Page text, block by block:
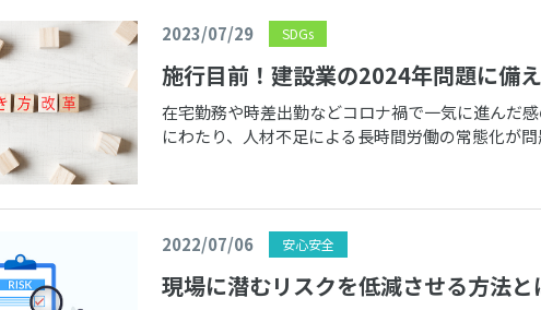
2023/07/29 SDGs
施行目前！建設業の2024年問題に備
在宅勤務や時差出勤などコロナ禍で一気に進んだ
にわたり、人材不足による長時間労働の常態化が
2022/07/06 安心安全
現場に潜むリスクを低減させる方法と